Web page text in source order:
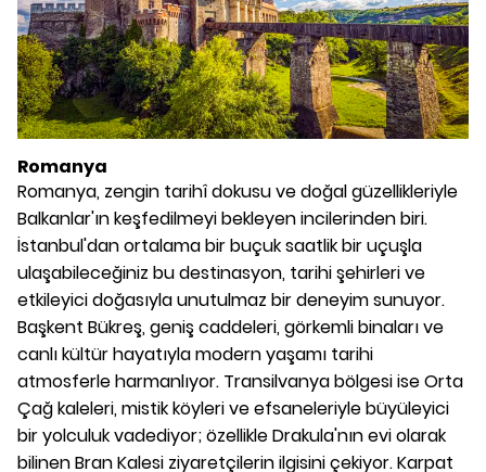
Romanya
Romanya, zengin tarihî dokusu ve doğal güzellikleriyle
Balkanlar'ın keşfedilmeyi bekleyen incilerinden biri.
İstanbul'dan ortalama bir buçuk saatlik bir uçuşla
ulaşabileceğiniz bu destinasyon, tarihi şehirleri ve
etkileyici doğasıyla unutulmaz bir deneyim sunuyor.
Başkent Bükreş, geniş caddeleri, görkemli binaları ve
canlı kültür hayatıyla modern yaşamı tarihi
atmosferle harmanlıyor. Transilvanya bölgesi ise Orta
Çağ kaleleri, mistik köyleri ve efsaneleriyle büyüleyici
bir yolculuk vadediyor; özellikle Drakula'nın evi olarak
bilinen Bran Kalesi ziyaretçilerin ilgisini çekiyor. Karpat